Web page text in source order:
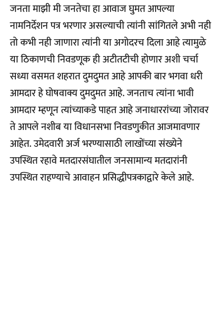
जनता माझी मी जनतेचा हा आवाज घुमत आपल्या
नामनिर्देशन पत्र भरणार असल्याची त्यांनी सांगितले अभी नही
तो कभी नही जाणारा त्यांनी या अगोदरच दिला आहे त्यामुळे
या ठिकाणची निवडणूक ही अटीतटीची होणार अशी चर्चा
सध्या वसमत शहरात दुमदुमत आहे आपकी बार भगवा धरी
आमदार हे घोषवाक्य दुमदुमत आहे. जनताच त्यांना भावी
आमदार म्हणून त्यांच्याकडे पाहत आहे जनाधाररांच्या जोरावर
ते आपले नशीब या विधानसभा निवडणुकीत आजमावणार
आहेत. उमेदवारी अर्ज भरण्यासाठी लाखोंच्या संख्येने
उपस्थित रहावे मतदारसंघातील जनसामान्य मतदारांनी
उपस्थित राहण्याचे आवाहन प्रसिद्धीपत्रकाद्वारे केले आहे.